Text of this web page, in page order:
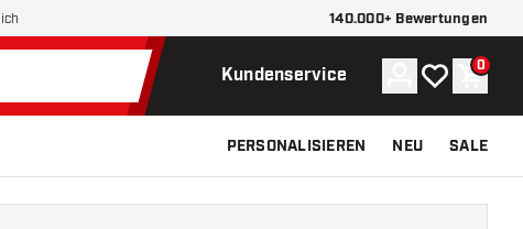
140.000+ Bewertungen
Kundenservice Konto
Meine 0
PERSONALISIEREN NEU SALE